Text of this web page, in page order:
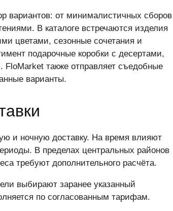
вариантов: от минималистичных сборов
В каталоге встречаются изделия
цветами, сезонные сочетания и
подарочные коробки с десертами,
также отправляет съедобные
варианты.
и ночную доставку. На время влияют
В пределах центральных районов
требуют дополнительного расчёта.
выбирают заранее указанный
по согласованным тарифам.